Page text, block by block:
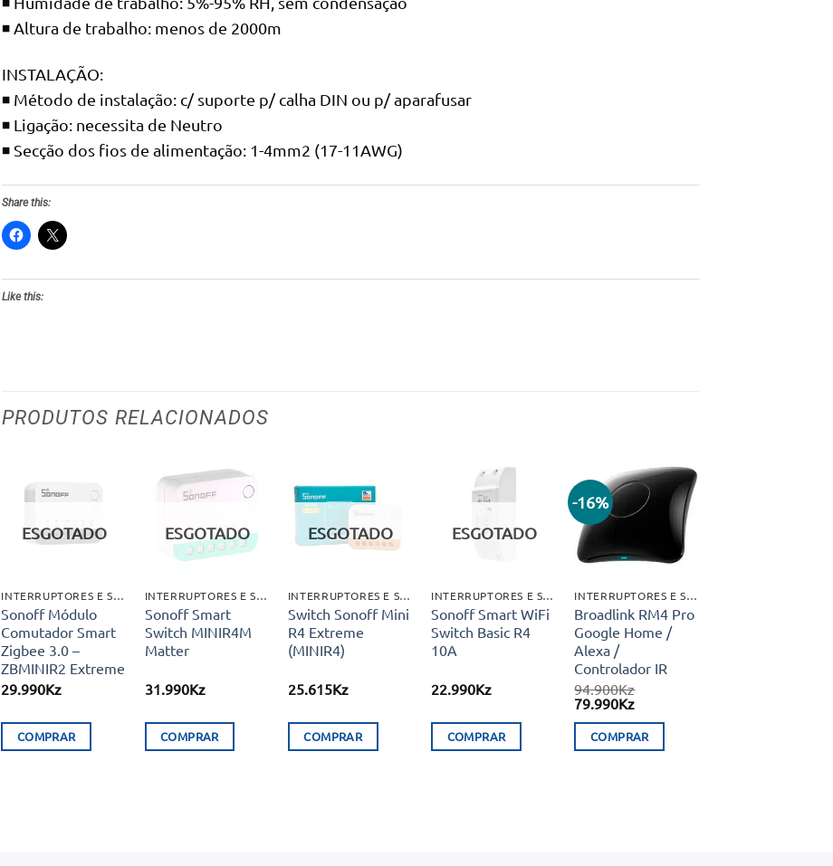
◾ Altura de trabalho: menos de 2000m
INSTALAÇÃO:
◾ Método de instalação: c/ suporte p/ calha DIN ou p/ aparafusar
◾ Ligação: necessita de Neutro
◾ Secção dos fios de alimentação: 1-4mm2 (17-11AWG)
Share this:
Like this:
PRODUTOS RELACIONADOS
desejos
ESGOTADO
INTERRUPTORES E SWITCHS
Sonoff Módulo
Comutador Smart
Zigbee 3.0 –
ZBMINIR2 Extreme
29.990Kz
COMPRAR
desejos
ESGOTADO
INTERRUPTORES E SWITCHS
Sonoff Smart
Switch MINIR4M
Matter
31.990Kz
COMPRAR
Adicionar
desejos
ESGOTADO
INTERRUPTORES E SWITCHS
Switch Sonoff Mini
R4 Extreme
(MINIR4)
25.615Kz
COMPRAR
Adicionar
desejos
ESGOTADO
INTERRUPTORES E SWITCHS
Sonoff Smart WiFi
Switch Basic R4
10A
22.990Kz
COMPRAR
-16%
Adicionar
aos meus
desejos
INTERRUPTORES E SWITCHS
Broadlink RM4 Pro
Google Home /
Alexa /
Controlador IR
94.900Kz
O
original
era:
79.990KzO
atual
é:
COMPRAR